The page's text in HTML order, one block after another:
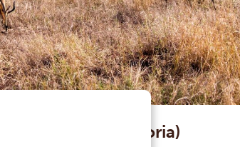
och Pretoria)